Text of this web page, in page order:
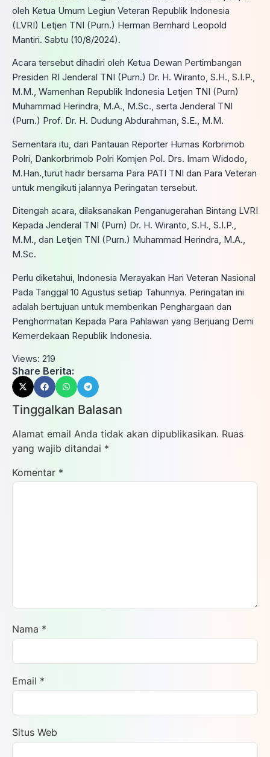
oleh Ketua Umum Legiun Veteran Republik Indonesia
(LVRI) Letjen TNI (Purn.) Herman Bernhard Leopold
Mantiri. Sabtu (10/8/2024).
Acara tersebut dihadiri oleh Ketua Dewan Pertimbangan
Presiden RI Jenderal TNI (Purn.) Dr. H. Wiranto, S.H., S.I.P.,
M.M., Wamenhan Republik Indonesia Letjen TNI (Purn)
Muhammad Herindra, M.A., M.Sc., serta Jenderal TNI
(Purn.) Prof. Dr. H. Dudung Abdurahman, S.E., M.M.
Sementara itu, dari Pantauan Reporter Humas Korbrimob
Polri, Dankorbrimob Polri Komjen Pol. Drs. Imam Widodo,
M.Han.,turut hadir bersama Para PATI TNI dan Para Veteran
untuk mengikuti jalannya Peringatan tersebut.
Ditengah acara, dilaksanakan Penganugerahan Bintang LVRI
Kepada Jenderal TNI (Purn) Dr. H. Wiranto, S.H., S.I.P.,
M.M., dan Letjen TNI (Purn.) Muhammad Herindra, M.A.,
M.Sc.
Perlu diketahui, Indonesia Merayakan Hari Veteran Nasional
Pada Tanggal 10 Agustus setiap Tahunnya. Peringatan ini
adalah bertujuan untuk memberikan Penghargaan dan
Penghormatan Kepada Para Pahlawan yang Berjuang Demi
Kemerdekaan Republik Indonesia.
Views: 219
Share Berita:
Tinggalkan Balasan
Alamat email Anda tidak akan dipublikasikan. Ruas
yang wajib ditandai *
Komentar *
Nama *
Email *
Situs Web